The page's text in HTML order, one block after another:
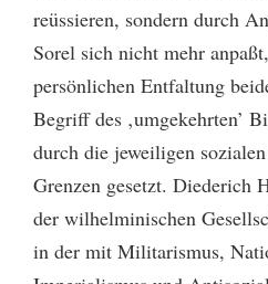
reüssieren, sondern durch
Sorel sich nicht mehr
persönlichen Entfaltung
Begriff des ‚umgekehrten’
durch die jeweiligen
Grenzen gesetzt. Diederich
der wilhelminischen
in der mit Militarismus,